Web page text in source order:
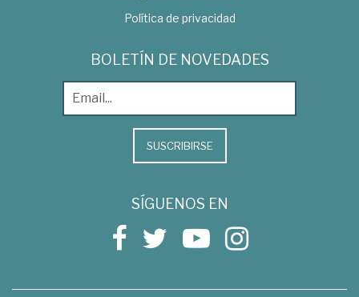
Política de privacidad
BOLETÍN DE NOVEDADES
SUSCRIBIRSE
SÍGUENOS EN